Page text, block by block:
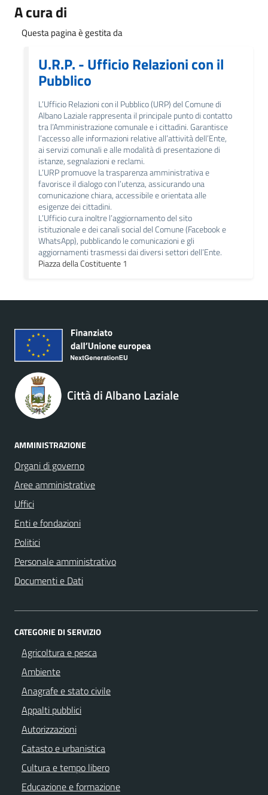
A cura di
Questa pagina è gestita da
U.R.P. - Ufficio Relazioni con il
Pubblico
L’Ufficio Relazioni con il Pubblico (URP) del Comune di
Albano Laziale rappresenta il principale punto di contatto
tra l’Amministrazione comunale e i cittadini. Garantisce
l’accesso alle informazioni relative all’attività dell’Ente,
ai servizi comunali e alle modalità di presentazione di
istanze, segnalazioni e reclami.
L’URP promuove la trasparenza amministrativa e
favorisce il dialogo con l’utenza, assicurando una
comunicazione chiara, accessibile e orientata alle
esigenze dei cittadini.
L’Ufficio cura inoltre l’aggiornamento del sito
istituzionale e dei canali social del Comune (Facebook e
WhatsApp), pubblicando le comunicazioni e gli
aggiornamenti trasmessi dai diversi settori dell’Ente.
Piazza della Costituente 1
Città di Albano Laziale
AMMINISTRAZIONE
Organi di governo
Aree amministrative
Uffici
Enti e fondazioni
Politici
Personale amministrativo
Documenti e Dati
CATEGORIE DI SERVIZIO
Agricoltura e pesca
Ambiente
Anagrafe e stato civile
Appalti pubblici
Autorizzazioni
Catasto e urbanistica
Cultura e tempo libero
Educazione e formazione